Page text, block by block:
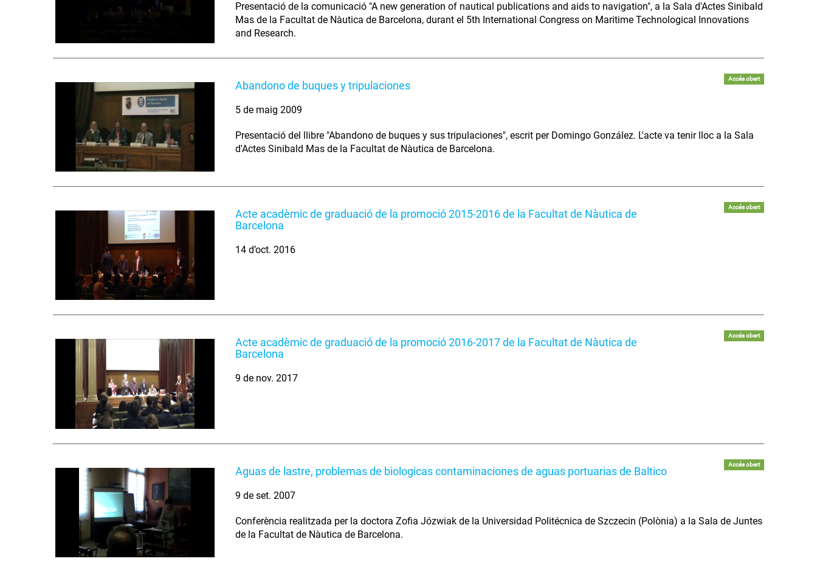
Presentació de la comunicació "A new generation of nautical publications and aids to navigation", a la Sala d'Actes Sinibald
Mas de la Facultat de Nàutica de Barcelona, durant el 5th International Congress on Maritime Technological Innovations
and Research.
Abandono de buques y tripulaciones
Accés obert
5 de maig 2009
Presentació del llibre "Abandono de buques y sus tripulaciones", escrit per Domingo González. L'acte va tenir lloc a la Sala
d'Actes Sinibald Mas de la Facultat de Nàutica de Barcelona.
Acte acadèmic de graduació de la promoció 2015-2016 de la Facultat de Nàutica de
Barcelona
Accés obert
14 d’oct. 2016
Acte acadèmic de graduació de la promoció 2016-2017 de la Facultat de Nàutica de
Barcelona
Accés obert
9 de nov. 2017
Aguas de lastre, problemas de biologicas contaminaciones de aguas portuarias de Baltico
Accés obert
9 de set. 2007
Conferència realitzada per la doctora Zofia Józwiak de la Universidad Politécnica de Szczecin (Polònia) a la Sala de Juntes
de la Facultat de Nàutica de Barcelona.